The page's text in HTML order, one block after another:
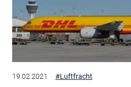
19.02.2021 #Luftfracht